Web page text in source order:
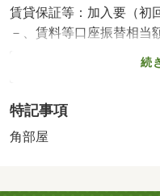
賃貸保証等：加入要（初
－、賃料等口座振替相当
４，２００円～・維持費
２４１，３２０円／月
工費用 11000円/室内清掃
続
特記事項
角部屋